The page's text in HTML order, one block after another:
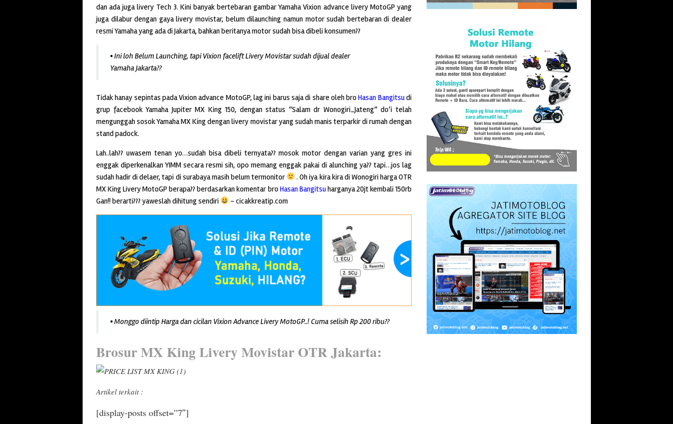
dan ada juga livery Tech 3. Kini banyak bertebaran gambar Yamaha Vixion advance livery MotoGP yang
juga dilabur dengan gaya livery movistar, belum dilaunching namun motor sudah bertebaran di dealer
resmi Yamaha yang ada di Jakarta, bahkan beritanya motor sudah bisa dibeli konsumen??
▪ Ini loh Belum Launching, tapi Vixion facelift Livery Movistar sudah dijual dealer
Yamaha Jakarta??
Tidak hanay sepintas pada Vixion advance MotoGP, lag ini barus saja di share oleh broHasan Bangitsudi
grup facebook Yamaha Jupiter MX King 150, dengan status “Salam dr Wonogiri_Jateng” do’i telah
mengunggah sosok Yamaha MX King dengan livery movistar yang sudah manis terparkir di rumah dengan
stand padock.
Lah..lah?? uwasem tenan yo…sudah bisa dibeli ternyata?? mosok motor dengan varian yang gres ini
enggak diperkenalkan YIMM secara resmi sih, opo memang enggak pakai di alunching ya?? tapi…jos lag
sudah hadir di delaer, tapi di surabaya masih belum termonitor
. Oh iya kira kira di Wonogiri harga OTR
MX King Livery MotoGP berapa?? berdasarkan komentar bro Hasan Bangitsuharganya 20jt kembali 150rb
Gan!! berarti??? yaweslah dihitung sendiri
– cicakkreatip.com
▪ Monggo diintip Harga dan cicilan Vixion Advance Livery MotoGP..! Cuma selisih Rp 200 ribu??
Brosur MX King Livery Movistar OTR Jakarta:
Artikel terkait :
[display-posts offset=”7″]